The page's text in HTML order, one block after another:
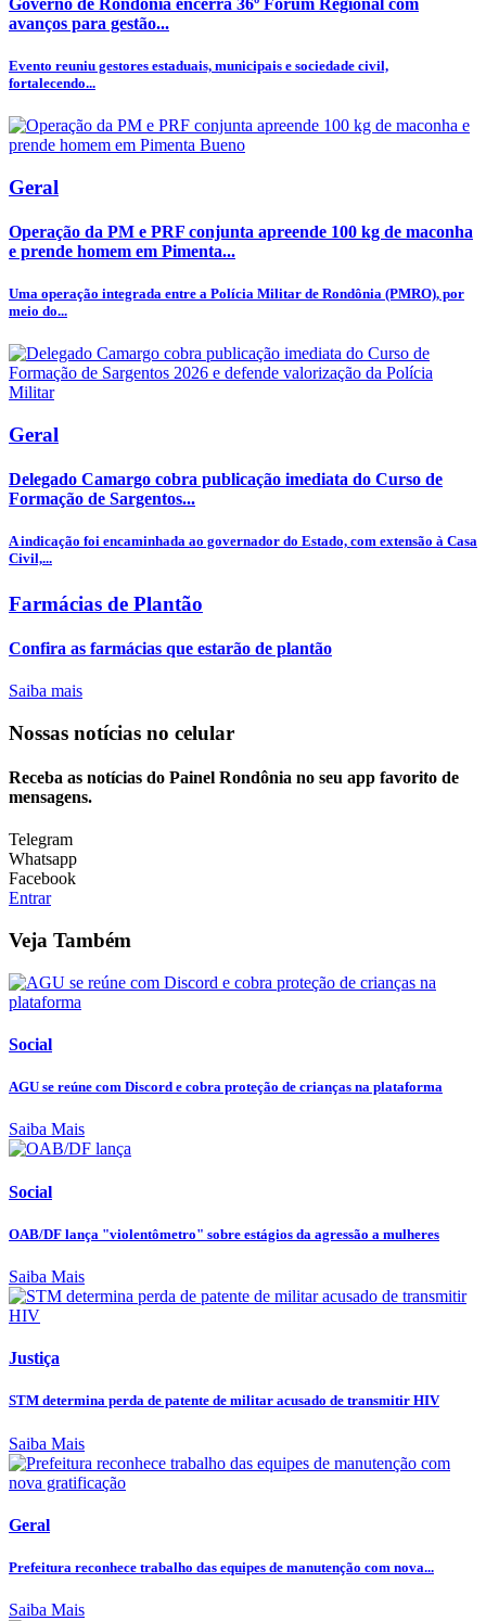
avanços para gestão...
Evento reuniu gestores estaduais, municipais e sociedade civil,
fortalecendo...
Geral
Operação da PM e PRF conjunta apreende 100 kg de maconha
e prende homem em Pimenta...
Uma operação integrada entre a Polícia Militar de Rondônia (PMRO), por
meio do...
Geral
Delegado Camargo cobra publicação imediata do Curso de
Formação de Sargentos...
A indicação foi encaminhada ao governador do Estado, com extensão à Casa
Civil,...
Farmácias de Plantão
Confira as farmácias que estarão de plantão
Saiba mais
Nossas notícias no celular
Receba as notícias do Painel Rondônia no seu app favorito de
mensagens.
Telegram
Whatsapp
Facebook
Entrar
Veja Também
Social
AGU se reúne com Discord e cobra proteção de crianças na plataforma
Saiba Mais
Social
OAB/DF lança "violentômetro" sobre estágios da agressão a mulheres
Saiba Mais
Justiça
STM determina perda de patente de militar acusado de transmitir HIV
Saiba Mais
Geral
Prefeitura reconhece trabalho das equipes de manutenção com nova...
Saiba Mais